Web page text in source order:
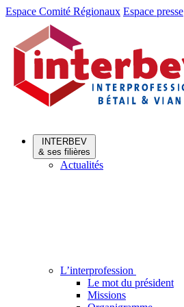
Aller
Aller
contenu
Espace Comité Régionaux Espace presse
INTERBEV
& ses filières
Actualités
L’interprofession
Le mot du président
Missions